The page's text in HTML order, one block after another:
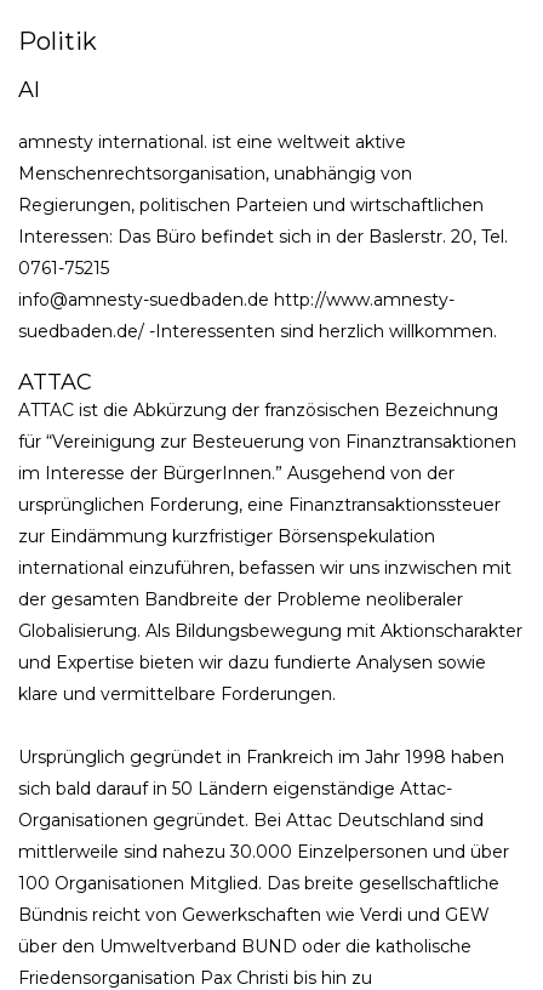
Politik
AI
amnesty international. ist eine weltweit aktive
Menschenrechtsorganisation, unabhängig von
Regierungen, politischen Parteien und wirtschaftlichen
Interessen: Das Büro befindet sich in der Baslerstr. 20, Tel.
0761-75215
info@amnesty-suedbaden.de http://www.amnesty-
suedbaden.de/ -Interessenten sind herzlich willkommen.
ATTAC
ATTAC ist die Abkürzung der französischen Bezeichnung
für “Vereinigung zur Besteuerung von Finanztransaktionen
im Interesse der BürgerInnen.” Ausgehend von der
ursprünglichen Forderung, eine Finanztransaktionssteuer
zur Eindämmung kurzfristiger Börsenspekulation
international einzuführen, befassen wir uns inzwischen mit
der gesamten Bandbreite der Probleme neoliberaler
Globalisierung. Als Bildungsbewegung mit Aktionscharakter
und Expertise bieten wir dazu fundierte Analysen sowie
klare und vermittelbare Forderungen.
Ursprünglich gegründet in Frankreich im Jahr 1998 haben
sich bald darauf in 50 Ländern eigenständige Attac-
Organisationen gegründet. Bei Attac Deutschland sind
mittlerweile sind nahezu 30.000 Einzelpersonen und über
100 Organisationen Mitglied. Das breite gesellschaftliche
Bündnis reicht von Gewerkschaften wie Verdi und GEW
über den Umweltverband BUND oder die katholische
Friedensorganisation Pax Christi bis hin zu